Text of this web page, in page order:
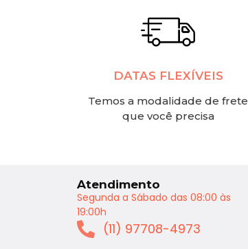
DATAS FLEXÍVEIS
Temos a modalidade de frete
que você precisa
Atendimento
Segunda a Sábado das 08:00 às
19:00h
(11) 97708-4973